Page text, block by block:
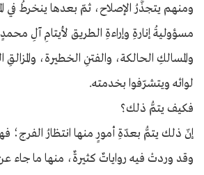
ومنهم يتجذَّرُ الإصلاح، ثمّ بعدها ينخرطُ في
مسؤوليةُ إنارةِ وإراءةِ الطريق لأيتامِ آلِ محمدٍ
والمسالكِ الحالكة، والفتنِ الخطيرة،
لوائه ويتشرّفوا بخدمته.
فكيف يتمُّ ذلك؟
إنّ ذلك يتمُّ بعدّةِ أمورٍ منها انتظارُ الفرج؛
وقد وردتْ فيه رواياتٌ كثيرةٌ، منها ما جاء